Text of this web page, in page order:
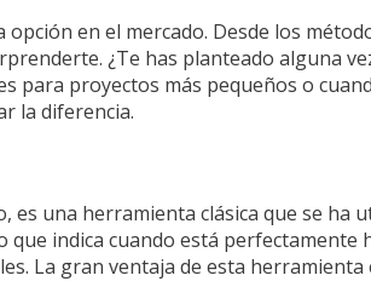
en el mercado. Desde los
¿Te has planteado alguna
para proyectos más pequeños o
la diferencia.
es una herramienta clásica que se ha
que indica cuando está perfectamente
La gran ventaja de esta herramienta